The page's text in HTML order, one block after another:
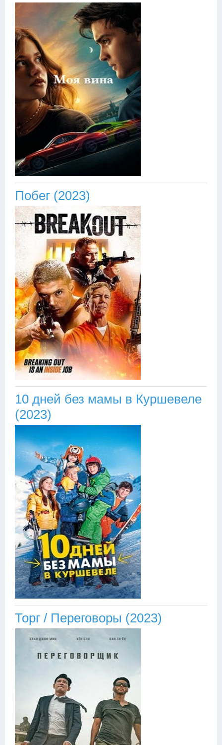
Побег (2023)
10 дней без мамы в Куршевеле
(2023)
Торг / Переговоры (2023)